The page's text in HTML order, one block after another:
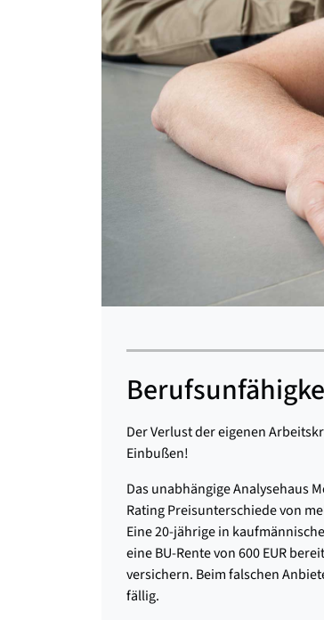
Der Verlust der eigenen
Einbußen!
Das unabhängige Analysehaus
Rating Preisunterschiede von
Eine 20-jährige in
eine BU-Rente von 600 EUR
versichern. Beim falschen
fällig.